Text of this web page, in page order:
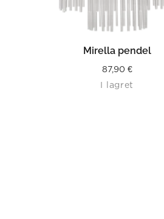
LÄS MER
Mirella pendel
87,90 €
I lagret